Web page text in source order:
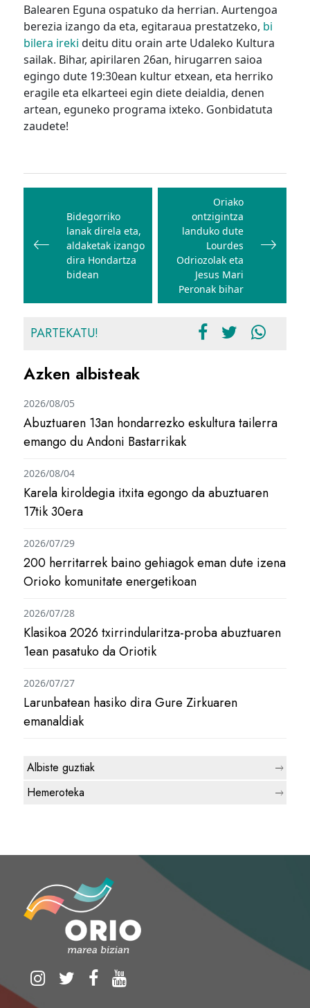
Balearen Eguna ospatuko da herrian. Aurtengoa
berezia izango da eta, egitaraua prestatzeko, bi
bilera ireki deitu ditu orain arte Udaleko Kultura
sailak. Bihar, apirilaren 26an, hirugarren saioa
egingo dute 19:30ean kultur etxean, eta herriko
eragile eta elkarteei egin diete deialdia, denen
artean, eguneko programa ixteko. Gonbidatuta
zaudete!
Bidalketetan
nabigatu
Bidegorriko
lanak direla eta,
aldaketak izango
dira Hondartza
bidean
Oriako
ontzigintza
landuko dute
Lourdes
Odriozolak eta
Jesus Mari
Peronak bihar
PARTEKATU!
Azken albisteak
Abuztuaren 13an hondarrezko eskultura tailerra
emango du Andoni Bastarrikak
2026/08/05
Karela kiroldegia itxita egongo da abuztuaren
17tik 30era
2026/08/04
200 herritarrek baino gehiagok eman dute izena
Orioko komunitate energetikoan
2026/07/29
Klasikoa 2026 txirrindularitza-proba abuztuaren
1ean pasatuko da Oriotik
2026/07/28
Larunbatean hasiko dira Gure Zirkuaren
emanaldiak
2026/07/27
Albiste guztiak
Hemeroteka